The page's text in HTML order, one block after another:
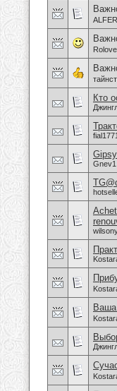
Кто
Gnev1
Ваша